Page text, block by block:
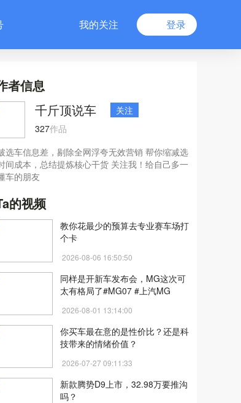
我的关注 登录
者信息
千斤顶说车
关注
327作品
选车信息差，剔除全网浮夸无效营销 帮你缩减选
间成本，总结提炼核心干货 关注我！给自己多一
车的朋友
的视频
教你花最少的预算去专业赛车场打
个卡
2026-08-06 16:50:50
同样是开新车发布会，MG这次可
太有格局了#MG07 #上汽MG
2026-08-01 13:14:00
你买车最在意的是性价比？还是科
技带来的情绪价值？
2026-07-27 09:11:33
新款腾势D9上市，32.98万要推沟
吗？